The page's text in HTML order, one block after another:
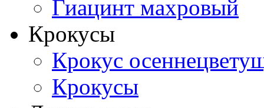
Гиацинт махровый
Крокусы
Крокус
Крокусы